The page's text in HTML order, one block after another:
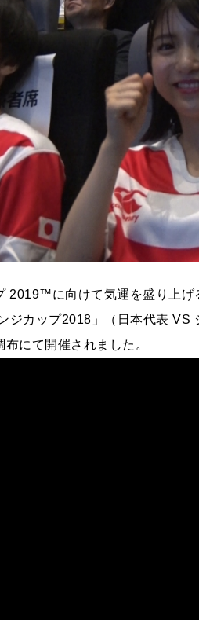
2019™に向けて気運を盛り上
ジカップ2018」（日本代表
にて開催されました。